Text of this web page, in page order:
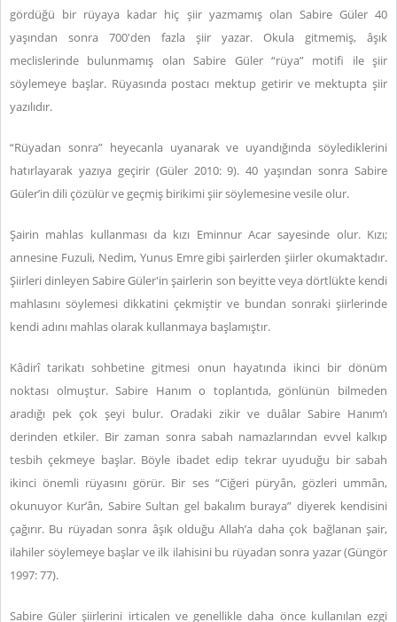
gördüğü bir rüyaya kadar hiç şiir yazmamış olan Sabire Güler 40
yaşından sonra 700'den fazla şiir yazar. Okula gitmemiş, âşık
meclislerinde bulunmamış olan Sabire Güler “rüya” motifi ile şiir
söylemeye başlar. Rüyasında postacı mektup getirir ve mektupta şiir
yazılıdır.
“Rüyadan sonra” heyecanla uyanarak ve uyandığında söylediklerini
hatırlayarak yazıya geçirir (Güler 2010: 9). 40 yaşından sonra Sabire
Güler’in dili çözülür ve geçmiş birikimi şiir söylemesine vesile olur.
Şairin mahlas kullanması da kızı Eminnur Acar sayesinde olur. Kızı;
annesine Fuzuli, Nedim, Yunus Emre gibi şairlerden şiirler okumaktadır.
Şiirleri dinleyen Sabire Güler'in şairlerin son beyitte veya dörtlükte kendi
mahlasını söylemesi dikkatini çekmiştir ve bundan sonraki şiirlerinde
kendi adını mahlas olarak kullanmaya başlamıştır.
Kâdirî tarikatı sohbetine gitmesi onun hayatında ikinci bir dönüm
noktası olmuştur. Sabire Hanım o toplantıda, gönlünün bilmeden
aradığı pek çok şeyi bulur. Oradaki zikir ve duâlar Sabire Hanım’ı
derinden etkiler. Bir zaman sonra sabah namazlarından evvel kalkıp
tesbih çekmeye başlar. Böyle ibadet edip tekrar uyuduğu bir sabah
ikinci önemli rüyasını görür. Bir ses “Ciğeri püryân, gözleri ummân,
okunuyor Kur’ân, Sabire Sultan gel bakalım buraya” diyerek kendisini
çağırır. Bu rüyadan sonra âşık olduğu Allah’a daha çok bağlanan şair,
ilahiler söylemeye başlar ve ilk ilahisini bu rüyadan sonra yazar (Güngör
1997: 77).
Sabire Güler şiirlerini irticalen ve genellikle daha önce kullanılan ezgi